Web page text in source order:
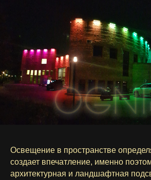
Освещение в пространстве
создает впечатление, именно
архитектурная и ландшафтная